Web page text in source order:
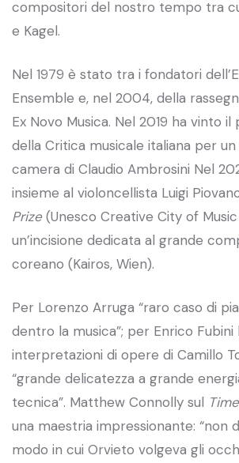
compositori del nostro tempo tra
e Kagel.
Nel 1979 è stato tra i fondatori
Ensemble e, nel 2004, della
Ex Novo Musica. Nel 2019 ha vinto
della Critica musicale italiana per
camera di Claudio Ambrosini Nel
insieme al violoncellista Luigi
Prize(Unesco Creative City of
un’incisione dedicata al grande
coreano (Kairos, Wien).
Per Lorenzo Arruga “raro caso di
dentro la musica”; per Enrico Fubini
interpretazioni di opere di Camillo
“grande delicatezza a grande
tecnica”. Matthew Connolly sul
una maestria impressionante: “non
modo in cui Orvieto volgeva gli